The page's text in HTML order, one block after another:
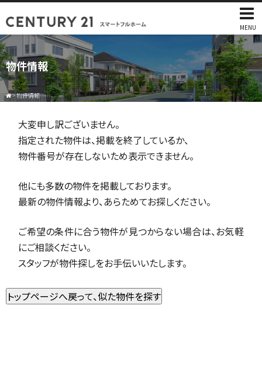
MENU
物件情報
>物件情報
大変申し訳ございません。
指定された物件は、掲載を終了しているか、
物件番号が存在しないため表示できません。
他にも多数の物件を掲載しております。
最新の物件情報より、あらためてお探しください。
ご希望の条件に合う物件が見つからない場合は、お気軽
にご相談ください。
スタッフが物件探しをお手伝いいたします。